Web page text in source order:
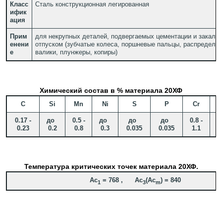
Класс
ифик
ация
Сталь конструкционная легированная
Прим
енени
е
для некрупных деталей, подвергаемых цементации и
отпуском (зубчатые колеса, поршневые пальцы,
валики, плунжеры, копиры)
Химический состав в % материала 20ХФ
C Si Mn Ni S P Cr
0.17 -
0.23
до
0.2
0.5 -
0.8
до
0.3
до
0.035
до
0.035
0.8 -
1.1
Температура критических точек материала 20ХФ.
Ac1 = 768 , Ac3(Acm) = 840